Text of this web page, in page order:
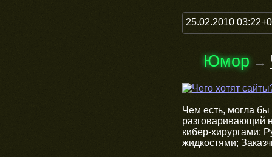
25.02.2010
Юмор →
Чем есть, могла бы
разговаривающий
кибер-хирургами;
жидкостями;